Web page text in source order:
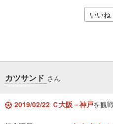
いいね
カツサンド さん
2019/02/22 Ｃ大阪－神戸を観